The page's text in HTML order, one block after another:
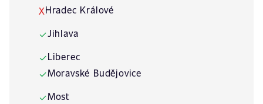
XHradec Králové
✓Jihlava
✓Liberec
✓Moravské Budějovice
✓Most